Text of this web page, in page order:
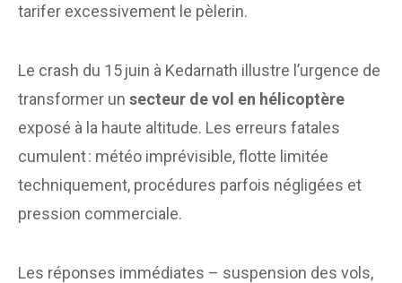
tarifer excessivement le pèlerin.
Le crash du 15 juin à Kedarnath illustre l’urgence de
transformer un secteur de vol en hélicoptère
exposé à la haute altitude. Les erreurs fatales
cumulent : météo imprévisible, flotte limitée
techniquement, procédures parfois négligées et
pression commerciale.
Les réponses immédiates – suspension des vols,